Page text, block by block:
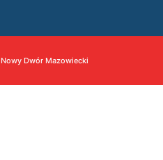
Nowy Dwór Mazowiecki